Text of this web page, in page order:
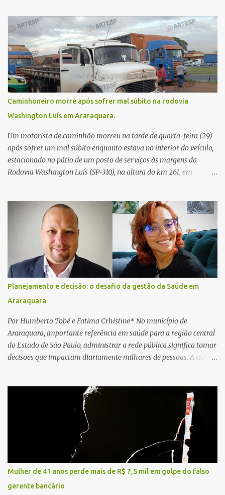
Caminhoneiro morre após sofrer mal súbito na rodovia
Washington Luís em Araraquara.
Um motorista de caminhão morreu na tarde de quarta-feira (29)
após sofrer um mal súbito enquanto estava no interior do veículo,
estacionado no pátio de um posto de serviços às margens da
Rodovia Washington Luís (SP-310), na altura do km 261, em
relatos de que havia um condutor inconsciente dentro de um
caminhão. Equipes de resgate foram rapidamente deslocadas ao
local e encontraram a vítima em parada cardiorrespiratória. Os
socorristas iniciaram imediatamente as manobras de reanimação
cardiopulmonar (RCP), porém, apesar de todos os esforços, o
motorista não respondeu aos procedimentos. Às 17h03, médicos
da Unidade de Suporte Avançado constataram o óbito da vítima.
Fonte: São Carlos Agora
Planejamento e decisão: o desafio da gestão da Saúde em
Araraquara
Por Humberto Tobé e Fatima Crhistine* No município de
Araraquara, importante referência em saúde para a região central
do Estado de São Paulo, administrar a rede pública significa tomar
decisões que impactam diariamente milhares de pessoas. A cidade
município, mas também de diversas cidades do entorno,
ampliando significativamente a responsabilidade da gestão sobre
o Sistema Único de Saúde (SUS). Nos últimos anos, o Governo
Federal tem ampliado investimentos destinados ao fortalecimento
da atenção básica, da infraestrutura hospitalar e da
regionalização dos serviços de saúde. Entretanto, em um cenário
de demandas crescentes e recursos necessariamente limitados, a
principal missão da gestão pública não é apenas investir mais,
mas decidir melhor onde investir para produzir o maior benefício
Mulher de 41 anos perde mais de R$ 7,5 mil em golpe do falso
gerente bancário